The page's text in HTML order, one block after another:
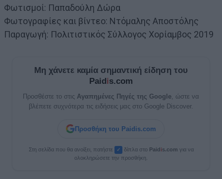
Φωτισμοί: Παπαδούλη Δώρα
Φωτογραφίες και βίντεο: Ντόμαλης Αποστόλης
Παραγωγή: Πολιτιστικός Σύλλογος Χορίαμβος 2019
Μη χάνετε καμία σημαντική είδηση του
Paidis.com
Προσθέστε το στις Αγαπημένες Πηγές της Google , ώστε να
βλέπετε συχνότερα τις ειδήσεις μας στο Google Discover.
Προσθήκη του Paidis.com
Στη σελίδα που θα ανοίξει, πατήστε ✓ δίπλα στο Paidis.com για να
ολοκληρώσετε την προσθήκη.